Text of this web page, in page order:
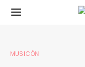
MUSICÓN